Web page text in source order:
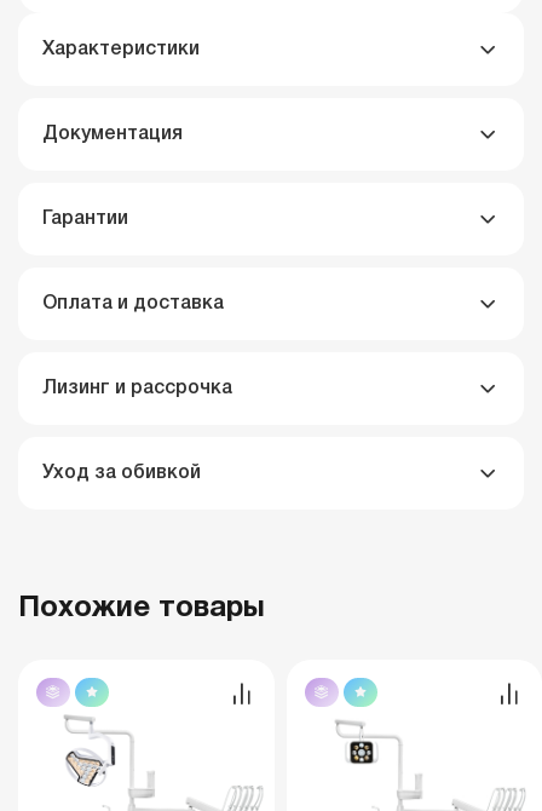
Характеристики
Документация
Гарантии
Оплата и доставка
Лизинг и рассрочка
Уход за обивкой
Похожие товары